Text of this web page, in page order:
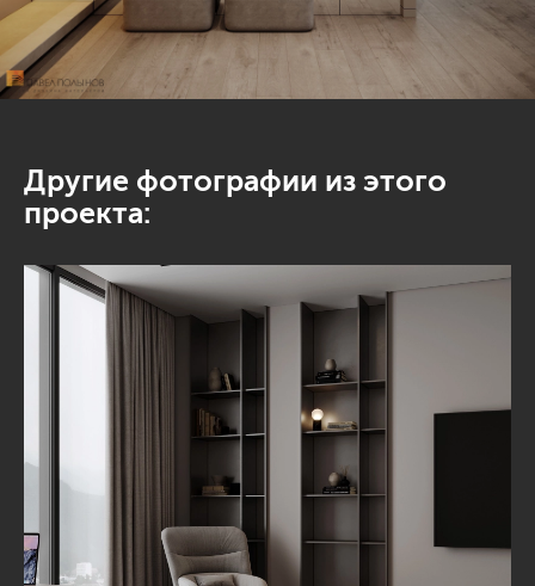
Другие фотографии из этого
проекта: